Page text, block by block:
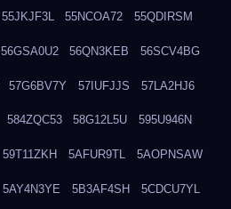
55JKJF3L 55NCOA72 55QDIRSM
56GSA0U2 56QN3KEB 56SCV4BG
57G6BV7Y 57IUFJJS 57LA2HJ6
584ZQC53 58G12L5U 595U946N
59T11ZKH 5AFUR9TL 5AOPNSAW
5AY4N3YE 5B3AF4SH 5CDCU7YL